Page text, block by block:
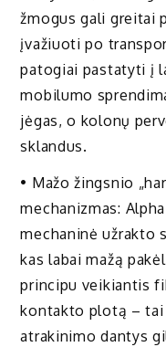
žmogus gali greitai
įvažiuoti po
patogiai pastatyti į
mobilumo
jėgas, o kolonų
sklandus.
• Mažo žingsnio
mechanizmas:
mechaninė užrakto
kas labai mažą
principu veikiantis
kontakto plotą – tai
atrakinimo dantys